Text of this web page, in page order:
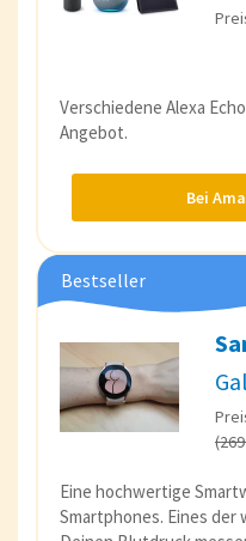
Verschiedene Alexa
Angebot.
Bei
Bestseller
Eine hochwertige
Smartphones. Eines der